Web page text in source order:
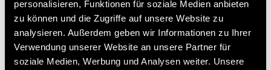
personalisieren, Funktionen für soziale Medien anbieten
zu können und die Zugriffe auf unsere Website zu
analysieren. Außerdem geben wir Informationen zu Ihrer
Verwendung unserer Website an unsere Partner für
soziale Medien, Werbung und Analysen weiter. Unsere
übernehmen.
Ganz oben im Bild. Scheinwerfer für
Studiobeleuchtung. Ideal wären statt in der Mitte
(wie bei meinem Setup) einer Links und einer